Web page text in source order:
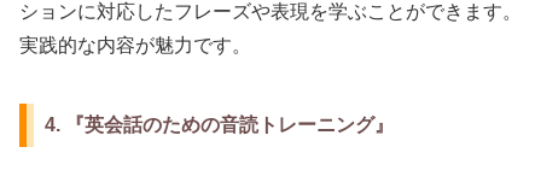
ションに対応したフレーズや表現を学ぶことができます。
実践的な内容が魅力です。
4. 『英会話のための音読トレーニング』